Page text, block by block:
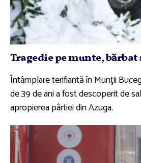
Tragedie pe munte, bărbat
Întâmplare terifiantă în Munţii
de 39 de ani a fost descoperit de
apropierea pârtiei din Azuga.